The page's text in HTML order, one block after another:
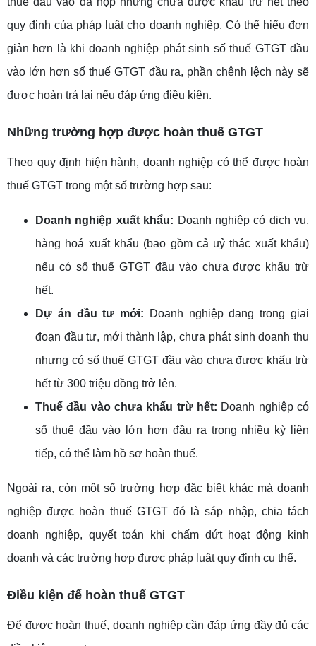
quy định của pháp luật cho doanh nghiệp. Có thể hiểu đơn
giản hơn là khi doanh nghiệp phát sinh số thuế GTGT đầu
vào lớn hơn số thuế GTGT đầu ra, phần chênh lệch này sẽ
được hoàn trả lại nếu đáp ứng điều kiện.
Những trường hợp được hoàn thuế GTGT
Theo quy định hiện hành, doanh nghiệp có thể được hoàn
thuế GTGT trong một số trường hợp sau:
Doanh nghiệp xuất khẩu: Doanh nghiệp có dịch vụ,
hàng hoá xuất khẩu (bao gồm cả uỷ thác xuất khẩu)
nếu có số thuế GTGT đầu vào chưa được khấu trừ
hết.
Dự án đầu tư mới: Doanh nghiệp đang trong giai
đoạn đầu tư, mới thành lập, chưa phát sinh doanh thu
nhưng có số thuế GTGT đầu vào chưa được khấu trừ
hết từ 300 triệu đồng trở lên.
Thuế đầu vào chưa khấu trừ hết: Doanh nghiệp có
số thuế đầu vào lớn hơn đầu ra trong nhiều kỳ liên
tiếp, có thể làm hồ sơ hoàn thuế.
Ngoài ra, còn một số trường hợp đặc biệt khác mà doanh
nghiệp được hoàn thuế GTGT đó là sáp nhập, chia tách
doanh nghiệp, quyết toán khi chấm dứt hoạt động kinh
doanh và các trường hợp được pháp luật quy định cụ thể.
Điều kiện để hoàn thuế GTGT
Để được hoàn thuế, doanh nghiệp cần đáp ứng đầy đủ các